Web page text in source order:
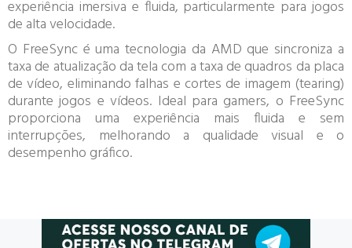
experiência imersiva e fluida, particularmente para jogos
de alta velocidade.
O FreeSync é uma tecnologia da AMD que sincroniza a
taxa de atualização da tela com a taxa de quadros da placa
de vídeo, eliminando falhas e cortes de imagem (tearing)
durante jogos e vídeos. Ideal para gamers, o FreeSync
proporciona uma experiência mais fluida e sem
interrupções, melhorando a qualidade visual e o
desempenho gráfico.